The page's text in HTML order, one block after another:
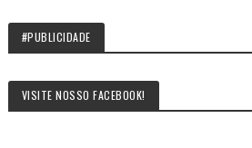
#PUBLICIDADE
VISITE NOSSO FACEBOOK!